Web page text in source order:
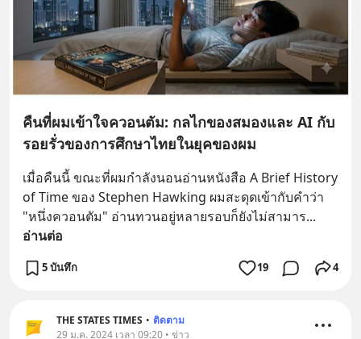
คืนที่ผมเข้าใจควอนตัม: กลไกของสมองและ AI กับ
รอยรั่วของการศึกษาไทยในยุคของผม
เมื่อคืนนี้ ขณะที่ผมกำลังนอนอ่านหนังสือ A Brief History
of Time ของ Stephen Hawking ผมสะดุดเข้ากับคำว่า
"หนึ่งควอนตัม" อ่านทวนอยู่หลายรอบก็ยังไม่สามาร
อ่านต่อ
5 บันทึก 19 4
THE STATES TIMES • ติดตาม
29 ม.ค. 2024 เวลา 09:20 • ข่าว